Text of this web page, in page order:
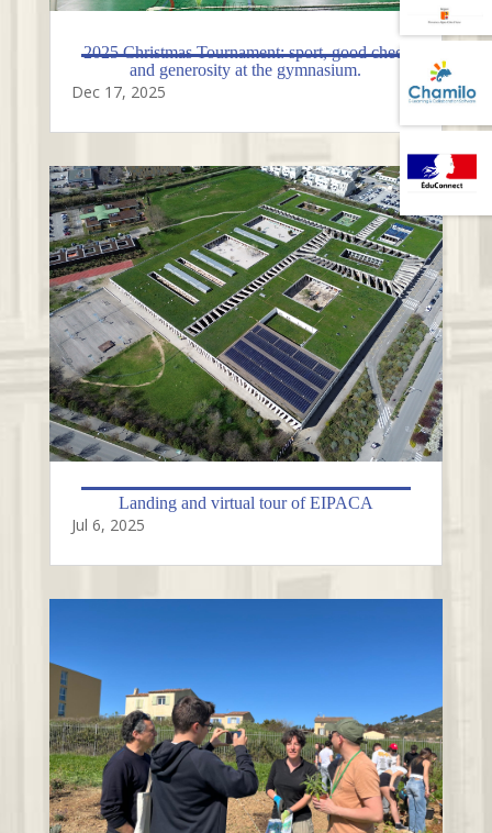
2025 Christmas Tournament: sport, good cheer
and generosity at the gymnasium.
Dec 17, 2025
Landing and virtual tour of EIPACA
Jul 6, 2025